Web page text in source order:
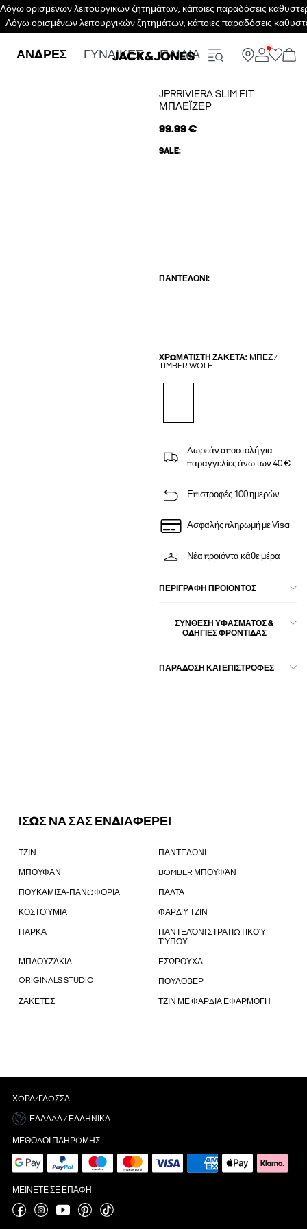
Λόγω ορισμένων λειτουργικών ζητημάτων, κάποιες παραδόσεις
Λόγω ορισμένων λειτουργικών ζητημάτων, κάποιες παραδόσεις
ΑΝΔΡΕΣ ΓΥΝΑΙΚΕΣ ΠΑΙΔΙΑ
JPRRIVIERA SLIM FIT
ΜΠΛΈΙΖΕΡ
99.99 €
SALE:
ΠΑΝΤΕΛΌΝΙ:
ΧΡΩΜΑΤΙΣΤΉ ΖΑΚΈΤΑ: ΜΠΕΖ /
TIMBER WOLF
Δωρεάν αποστολή για
παραγγελίες άνω των 40 €
Επιστροφές 100 ημερών
Ασφαλής πληρωμή με Visa
Νέα προϊόντα κάθε μέρα
ΠΕΡΙΓΡΑΦΉ ΠΡΟΪΌΝΤΟΣ
ΣΎΝΘΕΣΗ ΥΦΆΣΜΑΤΟΣ &
ΟΔΗΓΊΕΣ ΦΡΟΝΤΊΔΑΣ
ΠΑΡΑΔΟΣΗ ΚΑΙ ΕΠΙΣΤΡΟΦΕΣ
ΙΣΩΣ ΝΑ ΣΑΣ ΕΝΔΙΑΦΕΡΕΙ
ΤΖΙΝ ΠΑΝΤΕΛΟΝΙ
ΜΠΟΥΦΑΝ BOMBER ΜΠΟΥΦΆΝ
ΠΟΥΚΑΜΙΣΑ-ΠΑΝΩΦΟΡΙΑ ΠΑΛΤΑ
ΚΟΣΤΟΎΜΙΑ ΦΑΡΔΎ ΤΖΙΝ
ΠΑΡΚΑ
ΠΑΝΤΕΛΌΝΙ ΣΤΡΑΤΙΩΤΙΚΟΎ
ΤΎΠΟΥ
ΜΠΛΟΥΖΆΚΙΑ ΕΣΏΡΟΥΧΑ
ORIGINALS STUDIO ΠΟΥΛΟΒΕΡ
ΖΑΚΕΤΕΣ ΤΖΙΝ ΜΕ ΦΑΡΔΙΑ ΕΦΑΡΜΟΓΗ
ΧΏΡΑ/ΓΛΏΣΣΑ
ΕΛΛΆΔΑ / ΕΛΛΗΝΙΚΆ
ΜΈΘΟΔΟΙ ΠΛΗΡΩΜΉΣ
ΜΕΊΝΕΤΕ ΣΕ ΕΠΑΦΉ